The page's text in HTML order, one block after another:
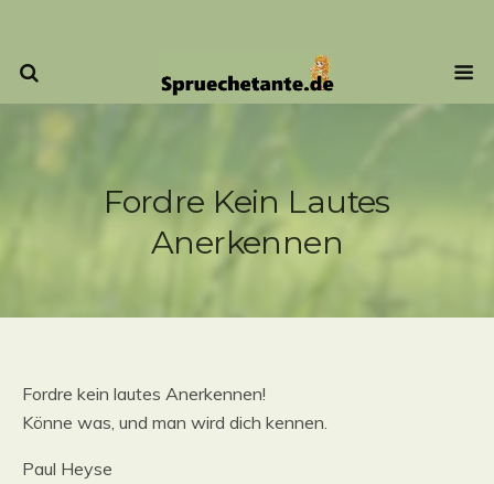
Fordre Kein Lautes
Anerkennen
Fordre kein lautes Anerkennen!
Könne was, und man wird dich kennen.
Paul Heyse